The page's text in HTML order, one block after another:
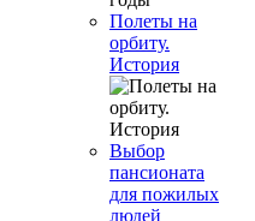
Полеты на
орбиту.
История
Выбор
пансионата
для пожилых
людей